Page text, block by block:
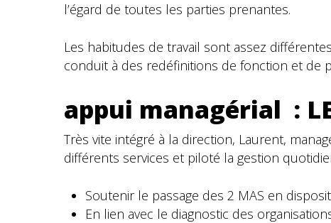
l’égard de toutes les parties prenantes.
Les habitudes de travail sont assez
conduit à des redéfinitions de fonction et de
appui managérial :
Très vite intégré à la direction, Laurent,
différents services et piloté la gestion
Soutenir le passage des 2 MAS en
En lien avec le diagnostic des